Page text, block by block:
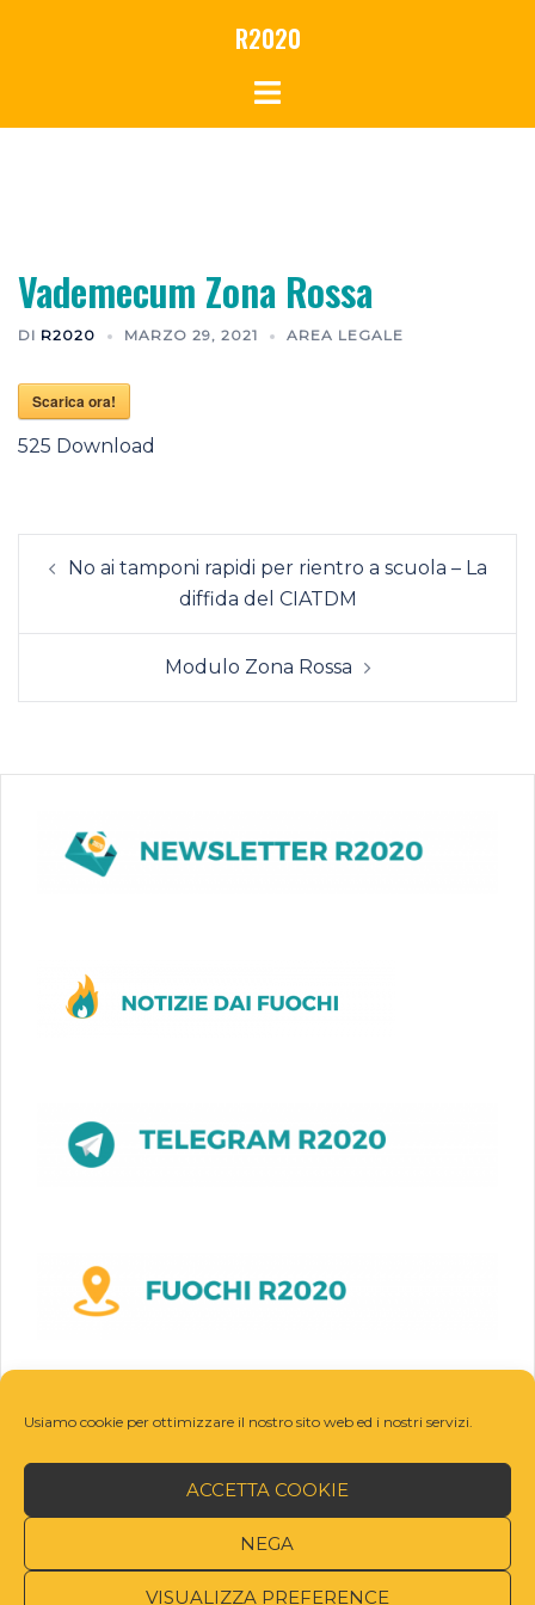
Usiamo cookie per ottimizzare il nostro sito web ed i nostri servizi.
ACCETTA COOKIE
NEGA
VISUALIZZA PREFERENCE
R2020
Vademecum Zona Rossa
DI R2020 MARZO 29, 2021 AREA LEGALE
Scarica ora!
525 Download
Navigazione
articolo
No ai tamponi rapidi per rientro a scuola – La
diffida del CIATDM
Modulo Zona Rossa